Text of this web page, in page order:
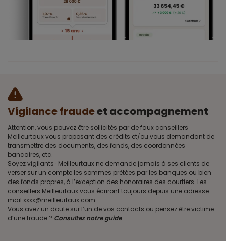
Vigilance fraudeet accompagnement
Attention, vous pouvez être sollicités par de faux conseillers
Meilleurtaux vous proposant des crédits et/ou vous demandant de
transmettre des documents, des fonds, des coordonnées
bancaires, etc.
Soyez vigilants · Meilleurtaux ne demande jamais à ses clients de
verser sur un compte les sommes prêtées par les banques ou bien
des fonds propres, à l’exception des honoraires des courtiers. Les
conseillers Meilleurtaux vous écriront toujours depuis une adresse
mail xxxx@meilleurtaux.com
Vous avez un doute sur l’un de vos contacts ou pensez être victime
d’une fraude ? Consultez notre guide.